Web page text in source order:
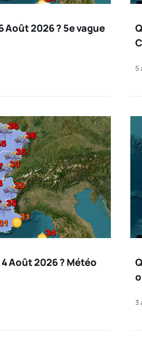
Août 2026 ? 5e vague
5
Août 2026 ? Météo
3